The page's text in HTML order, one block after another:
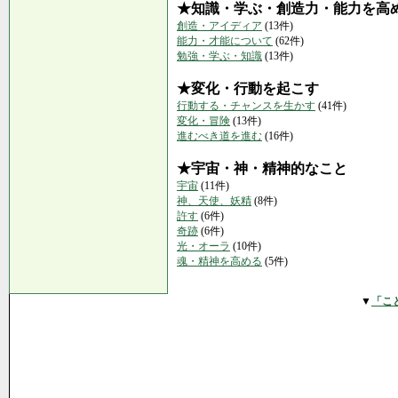
★知識・学ぶ・創造力・能力を高
創造・アイディア (13件)
能力・才能について (62件)
勉強・学ぶ・知識 (13件)
★変化・行動を起こす
行動する・チャンスを生かす (41件)
変化・冒険 (13件)
進むべき道を進む (16件)
★宇宙・神・精神的なこと
宇宙 (11件)
神、天使、妖精 (8件)
許す (6件)
奇跡 (6件)
光・オーラ (10件)
魂・精神を高める (5件)
▼ 「